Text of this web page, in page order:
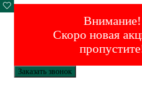
Внимание!
Скоро новая
Заказать звонок